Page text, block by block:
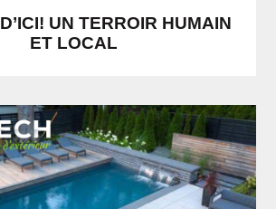
UN TERROIR HUMAIN
ET LOCAL